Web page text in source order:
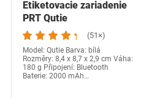
Etiketovacie zariadenie
PRT Qutie
(51×)
Model: Qutie Barva: bílá
Rozměry: ‎8,4 x 8,7 x 2,9 cm Váha:
180 g Připojení: Bluetooth
Baterie: 2000 mAh…